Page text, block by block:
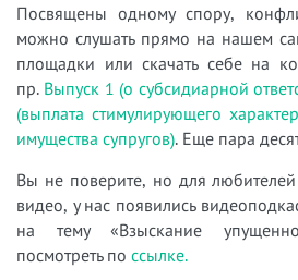
Посвящены одному спору,
можно слушать прямо на нашем
площадки или скачать себе на
пр. Выпуск 1 (о субсидиарной
(выплата стимулирующего
имущества супругов). Еще пара
Вы не поверите, но для
видео, у нас появились
на тему «Взыскание
посмотреть по ссылке.